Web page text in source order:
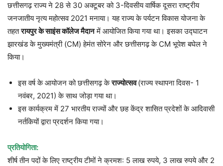
छत्तीसगढ़ राज्य ने 28 से 30 अक्टूबर को 3-दिवसीय वार्षिक दूसरा राष्ट्रीय
जनजातीय नृत्य महोत्सव 2021 मनाया। यह राज्य के पर्यटन विकास योजना के
तहतरायपुर के साइंस कॉलेज मैदानमें आयोजित किया गया था। इसका उद्घाटन
झारखंड के मुख्यमंत्री (CM) हेमंत सोरेन और छत्तीसगढ़ के CM भूपेश बघेल ने
किया।
इस वर्ष के आयोजन को छत्तीसगढ़ केराज्योत्सव(राज्य स्थापना दिवस- 1
नवंबर, 2021) के साथ जोड़ा गया था।
इस कार्यक्रम में 27 भारतीय राज्यों और छह केंद्र शासित प्रदेशों के आदिवासी
नर्तकियों द्वारा प्रदर्शन किया गया।
प्रतियोगिता:
शीर्ष तीन पदों के लिए राष्ट्रीय टीमों ने क्रमश: 5 लाख रुपये, 3 लाख रुपये और 2